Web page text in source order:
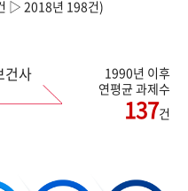
▷ 2018년 198건)
건사
1990년 이후
연평균 과제수
137건